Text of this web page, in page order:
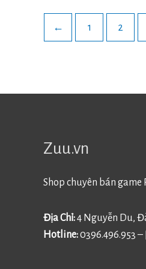
← 1 2
Zuu.vn
Shop chuyên bán game
Địa Chỉ:4 Nguyễn Du,
Hotline:0396.496.953